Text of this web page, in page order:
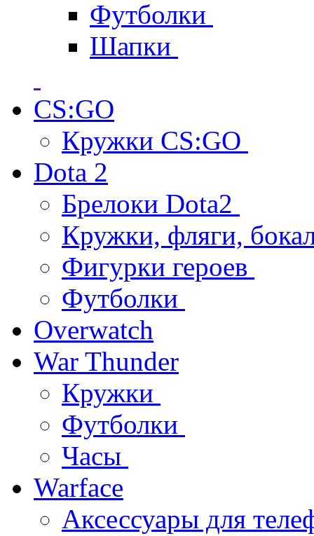
Футболки
Шапки
CS:GO
Кружки CS:GO
Dota 2
Брелоки Dota2
Кружки, фляги,
Фигурки героев
Футболки
Overwatch
War Thunder
Кружки
Футболки
Часы
Warface
Аксессуары для